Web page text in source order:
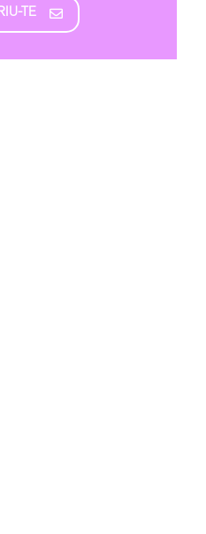
TE